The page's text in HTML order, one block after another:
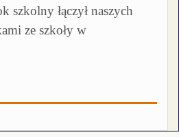
szkolny łączył naszych
ze szkoły w